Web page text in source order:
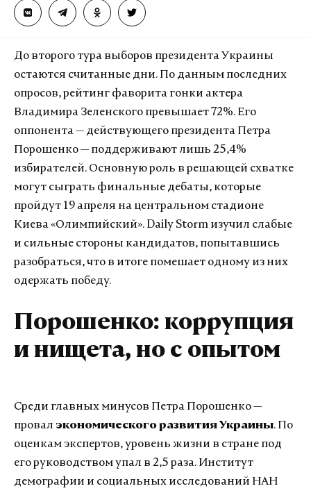
До второго тура выборов президента Украины
остаются считанные дни. По данным последних
опросов, рейтинг фаворита гонки актера
Владимира Зеленского превышает 72%. Его
оппонента — действующего президента Петра
Порошенко — поддерживают лишь 25,4%
избирателей. Основную роль в решающей схватке
могут сыграть финальные дебаты, которые
пройдут 19 апреля на центральном стадионе
Киева «Олимпийский». Daily Storm изучил слабые
и сильные стороны кандидатов, попытавшись
разобраться, что в итоге помешает одному из них
одержать победу.
Порошенко: коррупция
и нищета, но с опытом
Среди главных минусов Петра Порошенко —
провал экономического развития Украины. По
оценкам экспертов, уровень жизни в стране под
его руководством упал в 2,5 раза. Институт
демографии и социальных исследований НАН